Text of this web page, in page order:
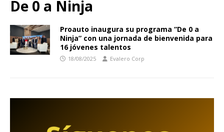
De 0 a Ninja
Proauto inaugura su programa “De 0 a
Ninja” con una jornada de bienvenida para
16 jóvenes talentos
18/08/2025 Evalero Corp